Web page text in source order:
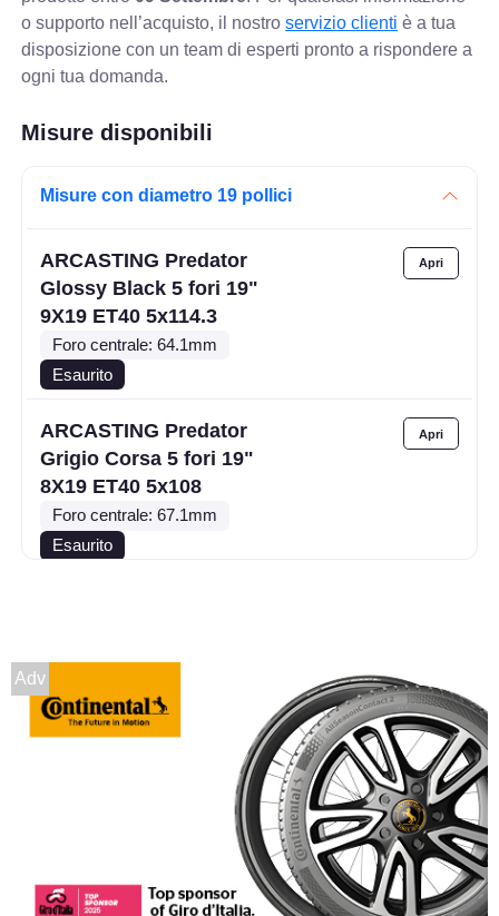
o supporto nell’acquisto, il nostroservizio clienti è a tua
disposizione con un team di esperti pronto a rispondere a
ogni tua domanda.
Misure disponibili
Misure con diametro 19 pollici
ARCASTING Predator
Glossy Black 5 fori 19"
9X19 ET40 5x114.3
Foro centrale: 64.1mm
Esaurito
ARCASTING Predator
Grigio Corsa 5 fori 19"
8X19 ET40 5x108
Foro centrale: 67.1mm
Esaurito
8X19 ET27 5x110
Esaurito
ARCASTING Predator
Grigio Corsa 5 fori 19"
Esaurito
Adv